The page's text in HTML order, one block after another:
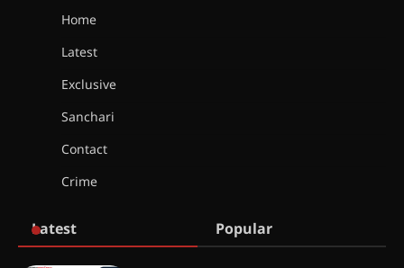
Home
Latest
Exclusive
Sanchari
Contact
Crime
Latest Popular